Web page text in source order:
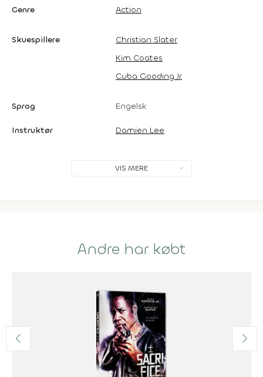
Genre Action
Skuespillere
Christian Slater
Kim Coates
Cuba Gooding Jr
Sprog Engelsk
Instruktør Damien Lee
VIS MERE
Andre har købt